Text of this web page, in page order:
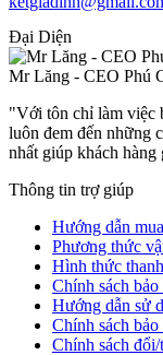
Đại Diện
Mr Lăng - CEO Phú
"Với tôn chỉ làm việc
luôn đem đến những
nhất giúp khách
Thông tin trợ giúp
Hướng dẫn
Phương thức
Hình thức
Chính sách bảo
Hướng dẫn sử
Chính sách
Chính sách